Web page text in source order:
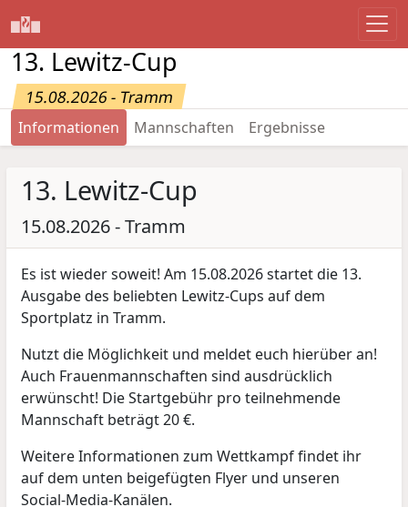
13. Lewitz-Cup
15.08.2026 - Tramm
Informationen Mannschaften Ergebnisse
13. Lewitz-Cup
15.08.2026 - Tramm
Es ist wieder soweit! Am 15.08.2026 startet die 13.
Ausgabe des beliebten Lewitz-Cups auf dem
Sportplatz in Tramm.
Nutzt die Möglichkeit und meldet euch hierüber an!
Auch Frauenmannschaften sind ausdrücklich
erwünscht! Die Startgebühr pro teilnehmende
Mannschaft beträgt 20 €.
Weitere Informationen zum Wettkampf findet ihr
auf dem unten beigefügten Flyer und unseren
Social-Media-Kanälen.